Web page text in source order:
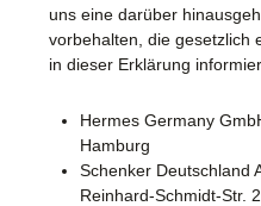
uns eine darüber
vorbehalten, die gesetzlich
in dieser Erklärung
Hermes Germany
Hamburg
Schenker Deutschland
Reinhard-Schmidt-Str.